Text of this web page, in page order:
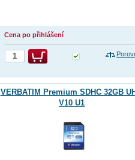
Cena po přihlášení
VERBATIM Premium SDHC 32GB
V10 U1